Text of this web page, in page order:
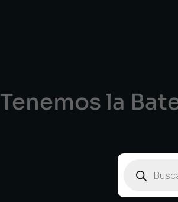
Tenemos la